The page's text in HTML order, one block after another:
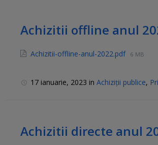
Achizitii offline anul
Achizitii-offline-anul-2022.pdf 6 MB
17 ianuarie, 2023 in Achiziții publice,
Achizitii directe anul